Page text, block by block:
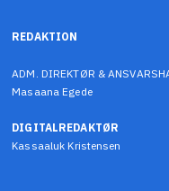
REDAKTION
ADM. DIREKTØR &
Masaana Egede
DIGITALREDAKTØR
Kassaaluk Kristensen